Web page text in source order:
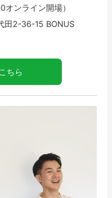
オンライン開場）
田2-36-15 BONUS
ちら